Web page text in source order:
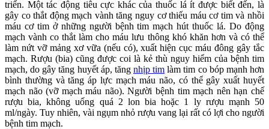
triển. Một tác động tiêu cực khác của thuốc lá ít được biết đến, là
gây co thắt động mạch vành tăng nguy cơ thiếu máu cơ tim và nhồi
máu cơ tim ở những người bệnh tim mạch hút thuốc lá. Do động
mạch vành co thắt làm cho máu lưu thông khó khăn hơn và có thể
làm nứt vỡ mảng xơ vữa (nếu có), xuất hiện cục máu đông gây tắc
mạch. Rượu (bia) cũng được coi là kẻ thù nguy hiểm của bệnh tim
mạch, do gây tăng huyết áp, tăng nhịp tim làm tim co bóp mạnh hơn
bình thường và tăng áp lực mạch máu não, có thể gây xuất huyết
mạch não (vỡ mạch máu não). Người bệnh tim mạch nên hạn chế
rượu bia, không uống quá 2 lon bia hoặc 1 ly rượu mạnh 50
ml/ngày. Tuy nhiên, vài ngụm nhỏ rượu vang lại rất có lợi cho người
bệnh tim mạch.